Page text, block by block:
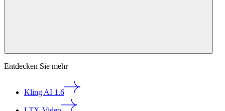
Entdecken Sie mehr
Kling AI 1.6